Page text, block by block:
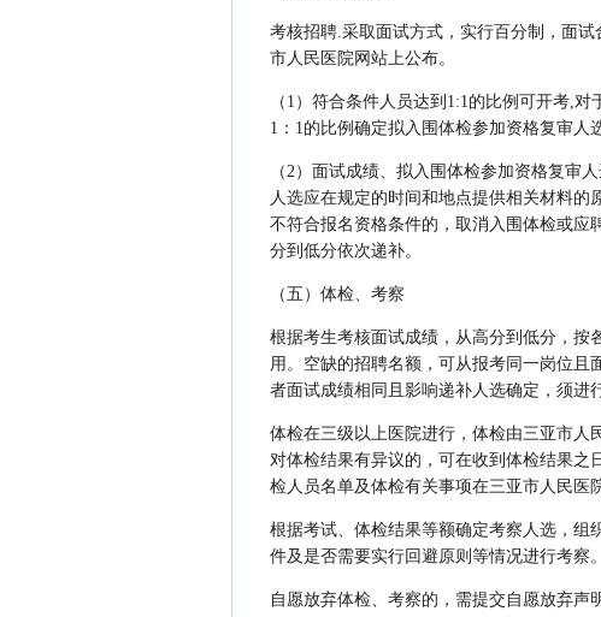
考核招聘.采取面试方式，实行百分制，面
市人民医院网站上公布。
（1）符合条件人员达到1:1的比例可开考,
1：1的比例确定拟入围体检参加资格复审人
（2）面试成绩、拟入围体检参加资格复审
人选应在规定的时间和地点提供相关材料
不符合报名资格条件的，取消入围体检或应
分到低分依次递补。
（五）体检、考察
根据考生考核面试成绩，从高分到低分，按
用。空缺的招聘名额，可从报考同一岗位
者面试成绩相同且影响递补人选确定，须进
体检在三级以上医院进行，体检由三亚市人
对体检结果有异议的，可在收到体检结果
检人员名单及体检有关事项在三亚市人民医
根据考试、体检结果等额确定考察人选，组
件及是否需要实行回避原则等情况进行考察
自愿放弃体检、考察的，需提交自愿放弃